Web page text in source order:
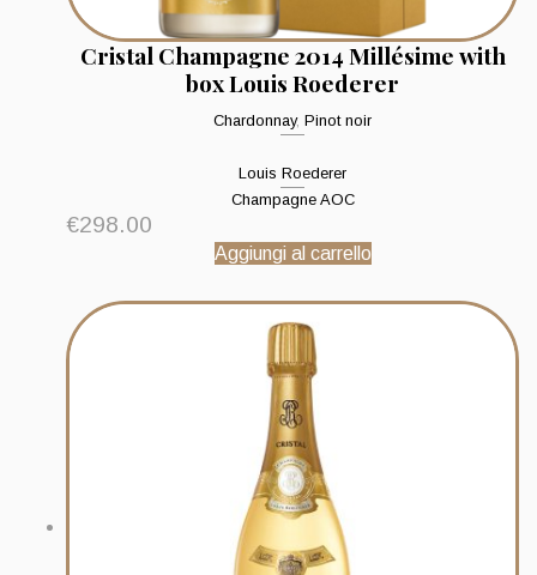
Cristal Champagne 2014 Millésime with
box Louis Roederer
Chardonnay, Pinot noir
Louis Roederer
Champagne AOC
€298.00
Aggiungi al carrello